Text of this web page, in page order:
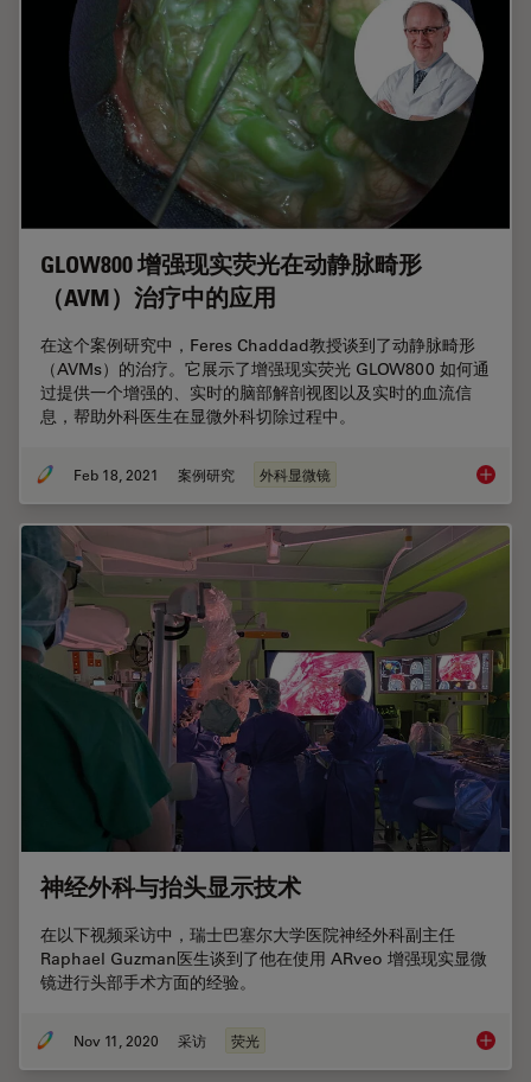
GLOW800 增强现实荧光在动静脉畸形
（AVM）治疗中的应用
在这个案例研究中，Feres Chaddad教授谈到了动静脉畸形
（AVMs）的治疗。它展示了增强现实荧光 GLOW800 如何通
过提供一个增强的、实时的脑部解剖视图以及实时的血流信
息，帮助外科医生在显微外科切除过程中。
Feb 18, 2021 案例研究 外科显微镜
神经外科与抬头显示技术
在以下视频采访中，瑞士巴塞尔大学医院神经外科副主任
Raphael Guzman医生谈到了他在使用 ARveo 增强现实显微
镜进行头部手术方面的经验。
Nov 11, 2020 采访 荧光 神经外